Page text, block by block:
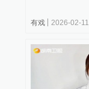
有戏 2026-02-11